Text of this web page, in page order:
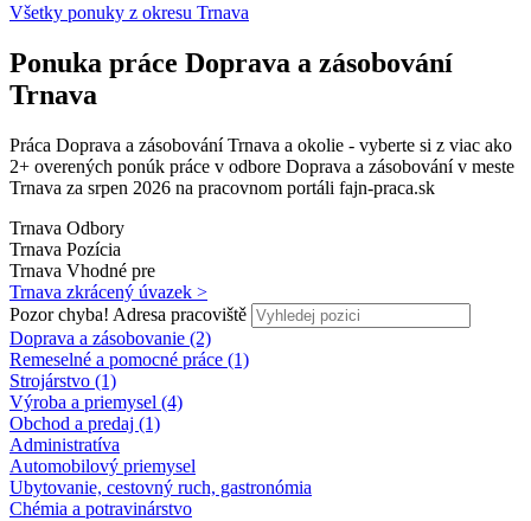
Všetky ponuky z okresu Trnava
Ponuka práce Doprava a zásobování
Trnava
Práca Doprava a zásobování Trnava a okolie - vyberte si z viac ako
2+ overených ponúk práce v odbore Doprava a zásobování v meste
Trnava za srpen 2026 na pracovnom portáli fajn-praca.sk
Trnava Odbory
Trnava Pozícia
Trnava Vhodné pre
Trnava zkrácený úvazek >
Pozor chyba! Adresa pracoviště
Doprava a zásobovanie (2)
Remeselné a pomocné práce (1)
Strojárstvo (1)
Výroba a priemysel (4)
Obchod a predaj (1)
Administratíva
Automobilový priemysel
Ubytovanie, cestovný ruch, gastronómia
Chémia a potravinárstvo